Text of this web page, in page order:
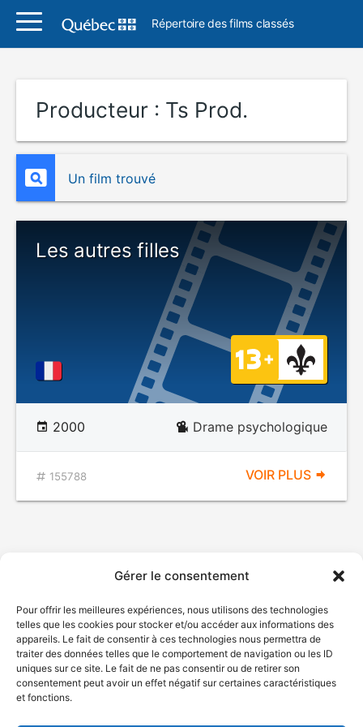
Gérer le consentement
Pour offrir les meilleures expériences, nous utilisons des technologies
telles que les cookies pour stocker et/ou accéder aux informations des
appareils. Le fait de consentir à ces technologies nous permettra de
traiter des données telles que le comportement de navigation ou les ID
uniques sur ce site. Le fait de ne pas consentir ou de retirer son
consentement peut avoir un effet négatif sur certaines caractéristiques
et fonctions.
Répertoire des films classés
Producteur : Ts Prod.
Un film trouvé
Les autres filles
2000 Drame psychologique
155788 VOIR PLUS